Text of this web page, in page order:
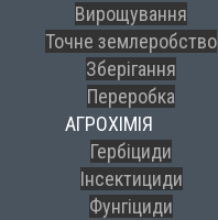
Вирощування
Точне землеробство
Зберігання
Переробка
АГРОХІМІЯ
Гербіциди
Інсектициди
Фунгіциди